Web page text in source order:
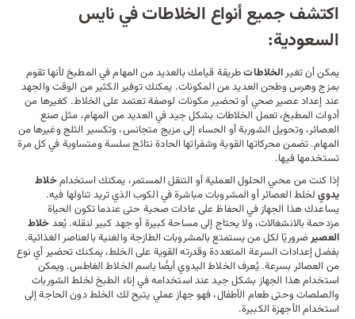
اكتشف جميع أنواع الخلاطات في نايس
السعودية:
يمكن أن تغيرالخلاطاتطريقة قيامك بالعديد من المهام في المطبخ لأنها تقوم
بمزج وهرس وطحن العديد من المكونات. يمكنك توفير الكثير من الوقت والجهد
عند إعداد عصير صحي أو تحضير مكونات لوصفة تعتمد على الخلاط. كغيرها من
أدوات المطبخ، تعمل الخلاطات بشكل جيد في العديد من المهام، مثل صنع
العصائر، وتحويل الشوربة أو الحساء إلى مزيج متجانس، وتكسير الثلج وغيرها من
المهام. تضمن محركاتها القوية وشفراتها الحادة نتائج سلسة ومتساوية في كل مرة
تستخدمها فيها.
إذا كنت من محبي الحلول العملية أو التنقل المستمر، يمكنك استخدامخلاط
يدويلخلط العصائر أو المشروبات مباشرة في الكوب الذي تريد تناولها فيه.
يساعدك هذا الجهاز في الحفاظ على عادات صحية حتى عندما تكون الحياة
مزدحمة بالانشغالات، ولا يحتاج إلى مساحة كبيرة أو جهد كبير لنقله. يُعدخلاط
العصيرضروريًا لكل من يستمتع بالمشروبات الطازجة والغنية بالعناصر الغذائية.
بفضل إعدادات السرعة المتعددة وقدرته القوية على الخلط، يمكنك تحضير أي نوع
من العصائر بسرعة. يُعرف الخلاط اليدوي أيضًا باسم الخلاط الغاطس. ويمكن
استخدام هذا الجهاز بشكل جيد عند استخدامه في إناء الطبخ لخلط الشوربات
والصلصات وحتى طعام الأطفال، فهو جهاز عملي يتيح لك الخلط دون الحاجة إلى
استخدامالأجهزةالكبيرة.